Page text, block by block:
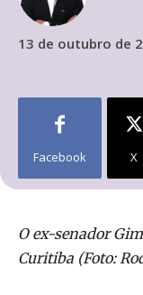
13 de outubro de
Facebook X
O ex-senador
Curitiba (Foto: